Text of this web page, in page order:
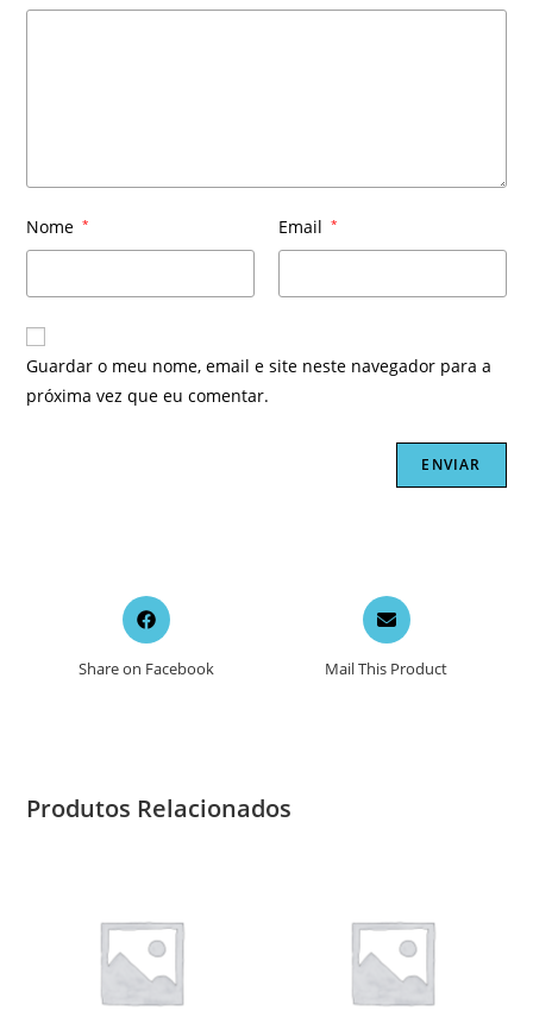
Nome * Email *
Guardar o meu nome, email e site neste navegador para a
próxima vez que eu comentar.
Opens
in
new
Share on Facebook
Opens
in
a
new
Mail This Product
Produtos Relacionados